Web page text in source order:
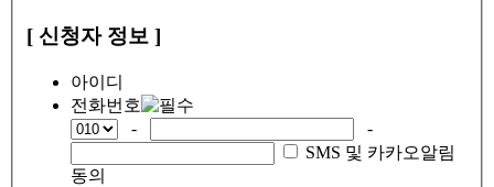
[ 신청자 정보 ]
아이디
전화번호
-
-
SMS 및 카카오알림
동의